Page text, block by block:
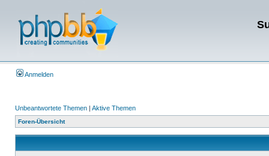
Anmelden
Unbeantwortete Themen | Aktive Themen
Foren-Übersicht